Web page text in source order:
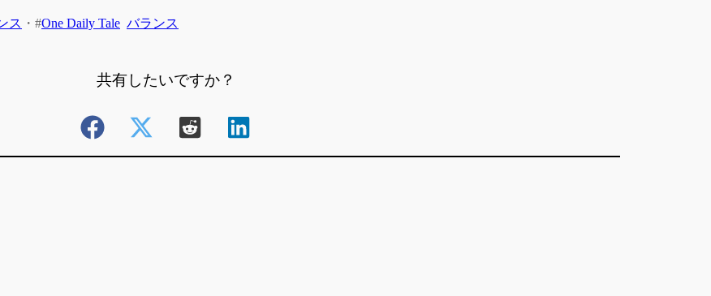
ス ・ #One Daily Tale バランス
共有したいですか？